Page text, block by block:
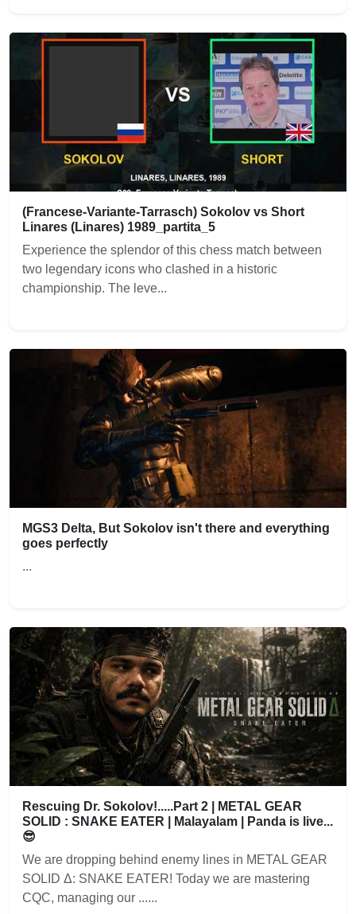
(Francese-Variante-Tarrasch) Sokolov vs Short
Linares (Linares) 1989_partita_5
Experience the splendor of this chess match between
two legendary icons who clashed in a historic
championship. The leve...
MGS3 Delta, But Sokolov isn't there and everything
goes perfectly
...
Rescuing Dr. Sokolov!.....Part 2 | METAL GEAR
SOLID : SNAKE EATER | Malayalam | Panda is live...
😎
We are dropping behind enemy lines in METAL GEAR
SOLID Δ: SNAKE EATER! Today we are mastering
CQC, managing our ......